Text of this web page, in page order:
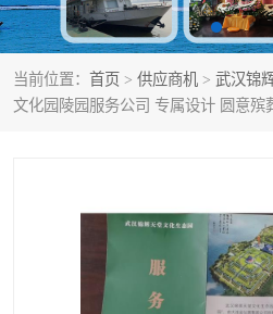
当前位置： 首页 > 供应商机 > 武汉锦
文化园陵园服务公司 专属设计 圆意殡
长乐园陵园
武汉市阳逻九龙宫陵园